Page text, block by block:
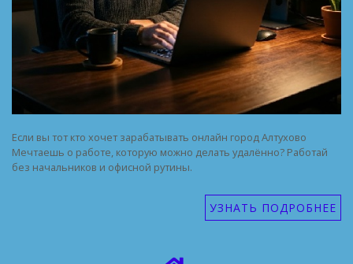
Если вы тот кто хочет зарабатывать онлайн город Алтухово
Мечтаешь о работе, которую можно делать удалённо? Работай
без начальников и офисной рутины.
УЗНАТЬ ПОДРОБНЕЕ